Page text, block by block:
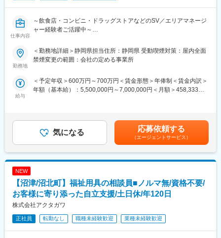
■教育体制について：
入社後にはOJT研修を通してサポートしていきますのでご安心く
「どうすればお客様のお役に立てるか」ということを常に考えな
がら、社内メンバーと連携して動いています。少しでもお客様の
ご要望に近づけるように最善の行動をとるよう意識しています。
■企業の特徴・魅力：
パラマウントベッドホールディングス100％出資会社です。進展
同社製品を通じて、社会貢献をすることのできるやりがいのある
仕事です。
変更の範囲：会社の定める業務
仕事内容
～飲食店・コンビニ・ドラッグストアなどのSV／エリアマネージ
ャー経験者ご活躍中～
おけるエリアマネジメント／安定基盤×成長余地／現場と経営両面
を推進】
当社は介護・医療分野にて複数サービスを展開し、全国150以上
の施設運営を基盤に、事業ポートフォリオ最適化やオペレーショ
立を推進します。
■業務詳細
・担当エリアの施設における売上・利益管理と予実管理
・施設長やスタッフ（5～10拠点）のマネジメント、採用・組織
・オーナーやご家族、関係機関との折衝やクレーム・トラブル対
応
・運営品質の統一や入居率・収益性向上のための課題抽出と改善
施策実行
・現場課題や事業運営上の新たな仕組み設計・再構築
・その他、エリア内施設運営に関わる業務全般
勤務地
＜勤務地詳細＞静岡県担当住所：静岡県 受動喫煙対策：屋内全面
禁煙変更の範囲：会社の定める事業所
給与
＜予定年収＞600万円～700万円＜賃金形態＞年俸制＜賃金内訳＞
年額（基本給）：5,500,000円～7,000,000円＜月額＞458,333円
気になる 応募依頼する
（エージェントサービス）
NEW
【沼津/沼北町】福祉用具の相談員■ノルマ無/資格不要/
お客様に寄り添った自立支援/土日休/年120日
株式会社アクタガワ
正社員 転勤なし 職種未経験歓迎 業種未経験歓迎